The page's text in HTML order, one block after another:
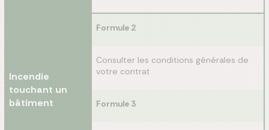
Incendie
touchant un
bâtiment
Formule 2
Consulter les conditions générales de
votre contrat
Formule 3